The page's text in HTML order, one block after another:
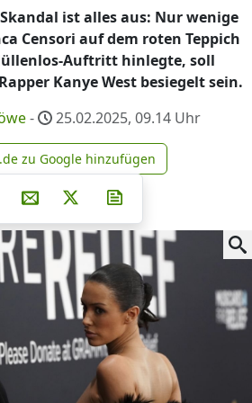
ist alles aus: Nur wenige
Censori auf dem roten Teppich
Auftritt hinlegte, soll
Kanye West besiegelt sein.
- 25.02.2025, 09.14 Uhr
news.de zu Google
zu Google hinzufügen
Teilen auf Facebook
Teilen auf Whatsapp
Teilen auf Telegram
auf Pinterest
Per E-Mail teilen
Post auf X